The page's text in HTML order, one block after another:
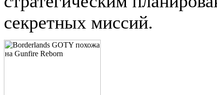
секретных миссий.